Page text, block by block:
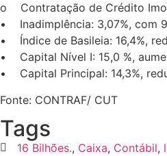
o Contratação de Crédito
• Inadimplência: 3,07%, com
• Índice de Basileia: 16,4%,
• Capital Nível I: 15,0 %,
• Capital Principal: 14,3%,
Fonte: CONTRAF/ CUT
Tags
16 Bilhões., Caixa, Contábil,